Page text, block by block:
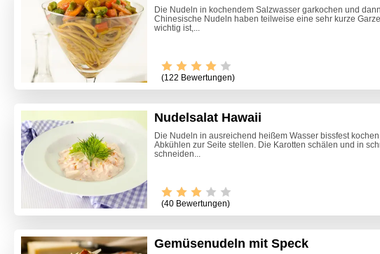
Die Nudeln in kochendem Salzwasser garkochen und
Chinesische Nudeln haben teilweise eine sehr kurze
wichtig ist,...
(122 Bewertungen)
Nudelsalat Hawaii
Die Nudeln in ausreichend heißem Wasser bissfest
Abkühlen zur Seite stellen. Die Karotten schälen und in
schneiden...
(40 Bewertungen)
Gemüsenudeln mit Speck
Marillenkuchen mit